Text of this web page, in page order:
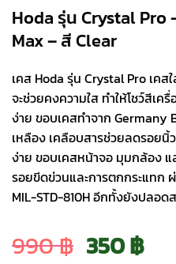
Hoda รุ่น Crystal Pro
Max – สี Clear
เคส Hoda รุ่น Crystal Pro เค
จะช่วยคงความใส ทำให้โชว์สีเค
ง่าย ขอบเคสทำจาก Germany
เหลือง เคลือบสารช่วยลดรอยนิ้
ง่าย ขอบเคสหน้าจอ มุมกล้อง
รอยขีดข่วนและการตกกระแทก
MIL-STD-810H อีกทั้งยังปลอด
990฿ Original
350฿